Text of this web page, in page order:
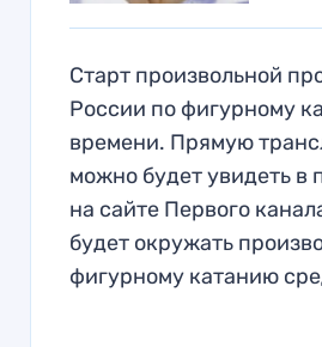
Старт произвольной
России по фигурному
времени. Прямую
можно будет увидеть в
на сайте Первого
будет окружать
фигурному катанию